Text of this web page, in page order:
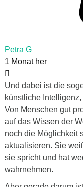
Petra G
1 Monat her
Und dabei ist die
künstliche
Von Menschen gut
auf das Wissen der
noch die Möglichkeit
aktualisieren. Sie
sie spricht und hat
wahrnehmen.